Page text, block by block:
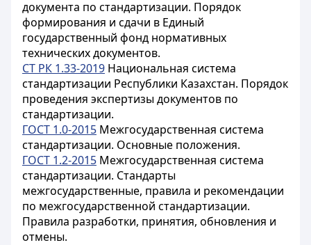
документа по стандартизации. Порядок
формирования и сдачи в Единый
государственный фонд нормативных
технических документов.
СТ РК 1.33-2019 Национальная система
стандартизации Республики Казахстан. Порядок
проведения экспертизы документов по
стандартизации.
ГОСТ 1.0-2015 Межгосударственная система
стандартизации. Основные положения.
ГОСТ 1.2-2015 Межгосударственная система
стандартизации. Стандарты
межгосударственные, правила и рекомендации
по межгосударственной стандартизации.
Правила разработки, принятия, обновления и
отмены.